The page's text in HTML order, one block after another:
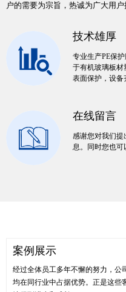
户的需要为宗旨，热诚为广大用
技术雄厚
专业生产PE保
于有机玻璃板材
表面保护，设备
在线留言
感谢您对我们提
息。同时您也可
案例展示
经过全体员工多年不懈的努力，公
均在同行业中占据优势。正是这些